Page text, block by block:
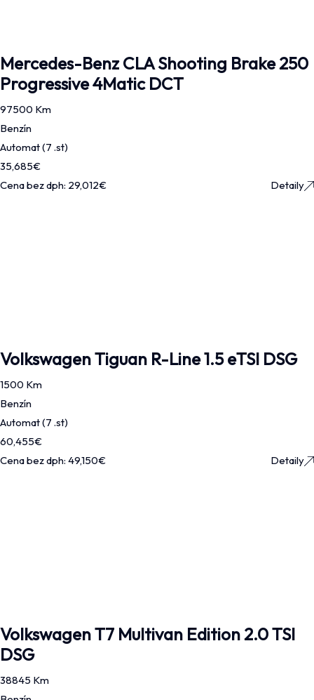
Mercedes-Benz CLA Shooting Brake 250
Progressive 4Matic DCT
97500 Km
Benzín
Automat (7 .st)
35,685€
Cena bez dph: 29,012€ Detaily
Volkswagen Tiguan R-Line 1.5 eTSI DSG
1500 Km
Benzín
Automat (7 .st)
60,455€
Cena bez dph: 49,150€ Detaily
Volkswagen T7 Multivan Edition 2.0 TSI
DSG
38845 Km